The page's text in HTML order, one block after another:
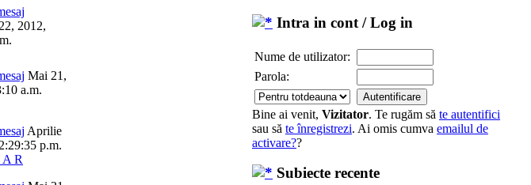
2012,
Mai 21,
a.m.
Aprilie
p.m.
R
Intra in cont / Log in
Nume de utilizator:
Parola:
Bine ai venit, Vizitator. Te rugăm să te autentifici
sau să te înregistrezi. Ai omis cumva emailul de
activare??
Subiecte recente